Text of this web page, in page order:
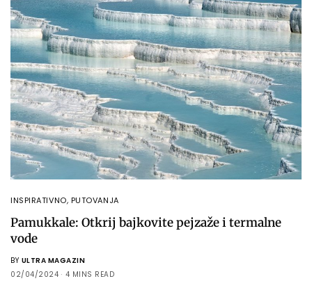
INSPIRATIVNO, PUTOVANJA
Pamukkale: Otkrij bajkovite pejzaže i termalne
vode
BY ULTRA MAGAZIN
02/04/2024
4 MINS READ